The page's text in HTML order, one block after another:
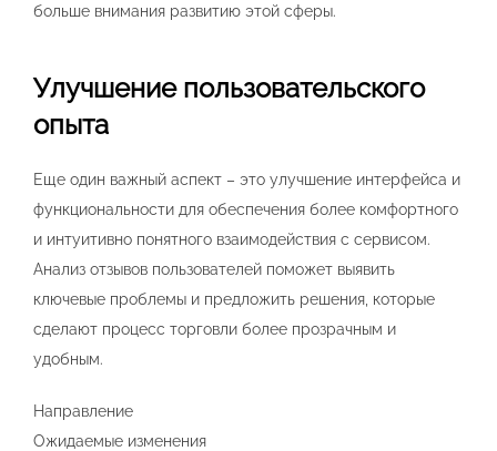
больше внимания развитию этой сферы.
Улучшение пользовательского
опыта
Еще один важный аспект – это улучшение интерфейса и
функциональности для обеспечения более комфортного
и интуитивно понятного взаимодействия с сервисом.
Анализ отзывов пользователей поможет выявить
ключевые проблемы и предложить решения, которые
сделают процесс торговли более прозрачным и
удобным.
Направление
Ожидаемые изменения